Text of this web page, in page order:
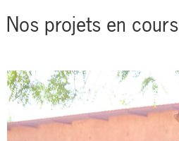
Nos projets en cours